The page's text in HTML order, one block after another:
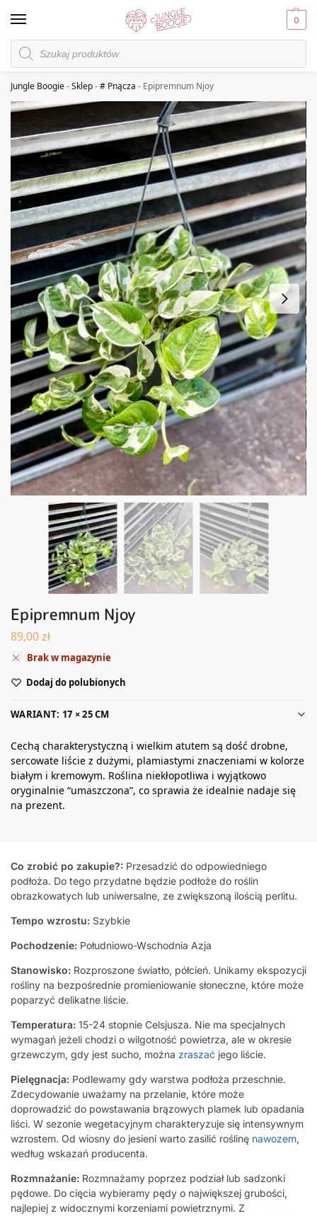
0
Jungle Boogie-Sklep-# Pnącza - Epipremnum Njoy
Epipremnum Njoy
89,00zł
Brak w magazynie
Dodaj do polubionych
WARIANT: 17 × 25 CM
Cechą charakterystyczną i wielkim atutem są dość drobne,
sercowate liście z dużymi, plamiastymi znaczeniami w kolorze
białym i kremowym. Roślina niekłopotliwa i wyjątkowo
oryginalnie “umaszczona”, co sprawia że idealnie nadaje się
na prezent.
Co zrobić po zakupie?: Przesadzić do odpowiedniego
podłoża. Do tego przydatne będzie podłoże do roślin
obrazkowatych lub uniwersalne, ze zwiększoną ilością perlitu.
Tempo wzrostu: Szybkie
Pochodzenie: Południowo-Wschodnia Azja
Stanowisko: Rozproszone światło, półcień. Unikamy ekspozycji
rośliny na bezpośrednie promieniowanie słoneczne, które może
poparzyć delikatne liście.
Temperatura: 15-24 stopnie Celsjusza. Nie ma specjalnych
wymagań jeżeli chodzi o wilgotność powietrza, ale w okresie
grzewczym, gdy jest sucho, można zraszać jego liście.
Pielęgnacja: Podlewamy gdy warstwa podłoża przeschnie.
Zdecydowanie uważamy na przelanie, które może
doprowadzić do powstawania brązowych plamek lub opadania
liści. W sezonie wegetacyjnym charakteryzuje się intensywnym
wzrostem. Od wiosny do jesieni warto zasilić roślinę nawozem,
według wskazań producenta.
Rozmnażanie: Rozmnażamy poprzez podział lub sadzonki
pędowe. Do cięcia wybieramy pędy o największej grubości,
najlepiej z widocznymi korzeniami powietrznymi. Z